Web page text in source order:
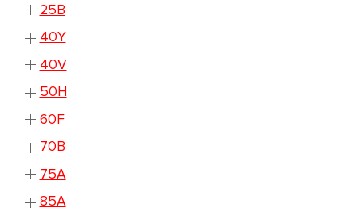
25B
40Y
40V
50H
60F
70B
75A
85A